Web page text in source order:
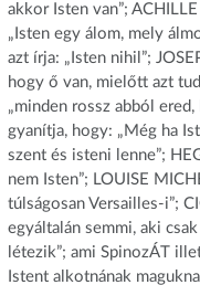
akkor Isten van”;
„Isten egy álom, mely
azt írja: „Isten nihil”;
hogy ő van, mielőtt azt
„minden rossz abból
gyanítja, hogy: „Még ha
szent és isteni lenne”;
nem Isten”; LOUISE
túlságosan Versailles-i”;
egyáltalán semmi, aki
létezik”; ami SpinozÁT
Istent alkotnának